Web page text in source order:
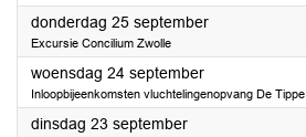
donderdag 25 september2025
Excursie Concilium Zwolle
woensdag 24 september2025
Inloopbijeenkomsten vluchtelingenopvang De Tippe
dinsdag 23 september2025